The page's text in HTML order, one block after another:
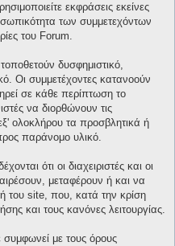
εκφράσεις εκείνες
των συμμετεχόντων
του Forum.
δυσφημιστικό,
Οι συμμετέχοντες κατανοούν
σε κάθε περίπτωση το
να διορθώνουν τις
ολοκλήρου τα προσβλητικά ή
παράνομο υλικό.
ότι οι διαχειριστές και οι
μεταφέρουν ή και να
του site, που, κατά την κρίση
και τους κανόνες λειτουργίας.
με τους όρους